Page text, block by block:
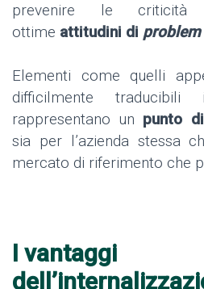
prevenire le
ottime attitudini di
Elementi come quelli
difficilmente
rappresentano un punto
sia per l’azienda stessa
mercato di riferimento che
I vantaggi